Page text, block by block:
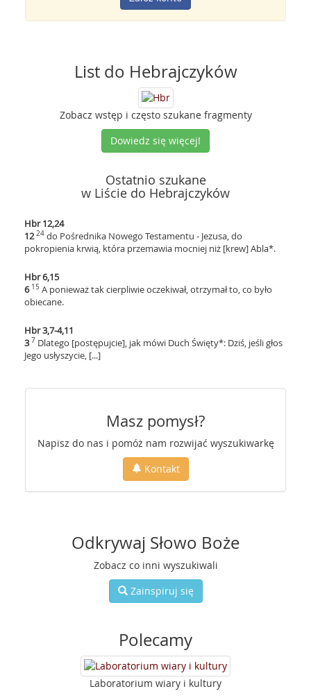
List do Hebrajczyków
Zobacz wstęp i często szukane fragmenty
Dowiedz się więcej!
Ostatnio szukane
w Liście do Hebrajczyków
Hbr 12,24
12 24 do Pośrednika Nowego Testamentu - Jezusa, do
pokropienia krwią, która przemawia mocniej niż [krew] Abla*.
Hbr 6,15
6 15 A ponieważ tak cierpliwie oczekiwał, otrzymał to, co było
obiecane.
Hbr 3,7-4,11
3 7 Dlatego [postępujcie], jak mówi Duch Święty*: Dziś, jeśli głos
Jego usłyszycie, [...]
Masz pomysł?
Napisz do nas i pomóż nam rozwijać wyszukiwarkę
Kontakt
Odkrywaj Słowo Boże
Zobacz co inni wyszukiwali
Zainspiruj się
Polecamy
Laboratorium wiary i kultury